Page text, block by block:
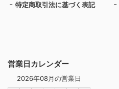
営業日カレンダー
2026年08月の営業日
特定商取引法に基づく表記